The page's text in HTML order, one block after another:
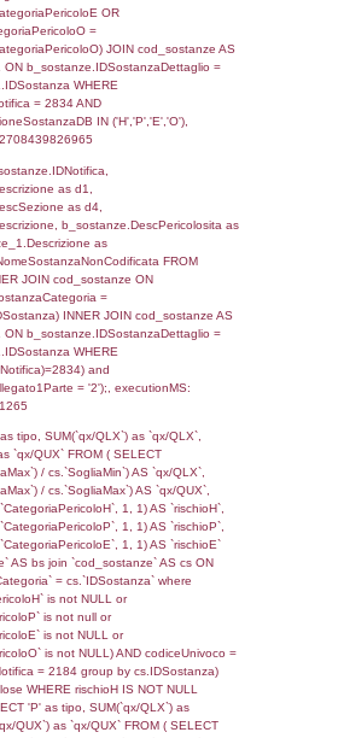
=
=
AND
f_territori_limitrofi.Distanza,
FROM f_territori_limitrofi
ON
=
=
AND
f_territori_limitrofi.Distanza,
FROM f_territori_limitrofi